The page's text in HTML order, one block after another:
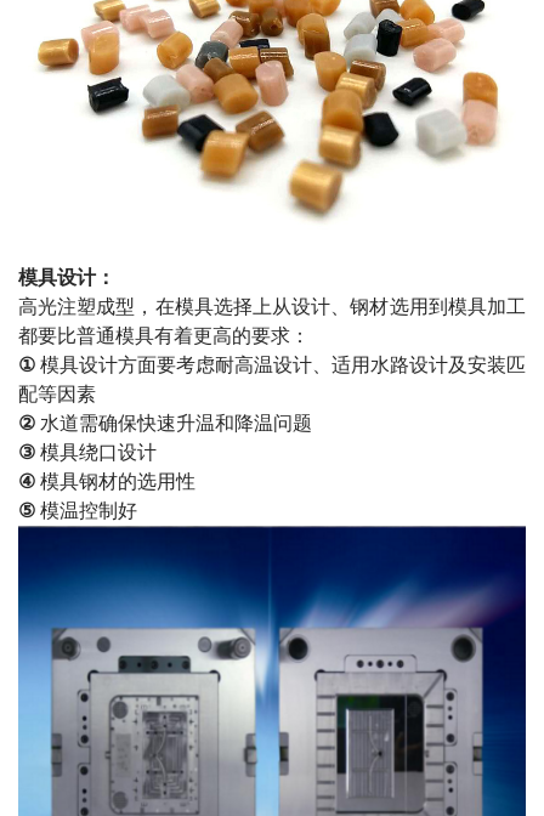
模具设计：
高光注塑成型，在模具选择上从设计、钢材选用到模具加工
都要比普通模具有着更高的要求：
① 模具设计方面要考虑耐高温设计、适用水路设计及安装匹
配等因素
② 水道需确保快速升温和降温问题
③ 模具绕口设计
④ 模具钢材的选用性
⑤ 模温控制好